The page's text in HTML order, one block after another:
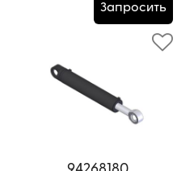
Запросить